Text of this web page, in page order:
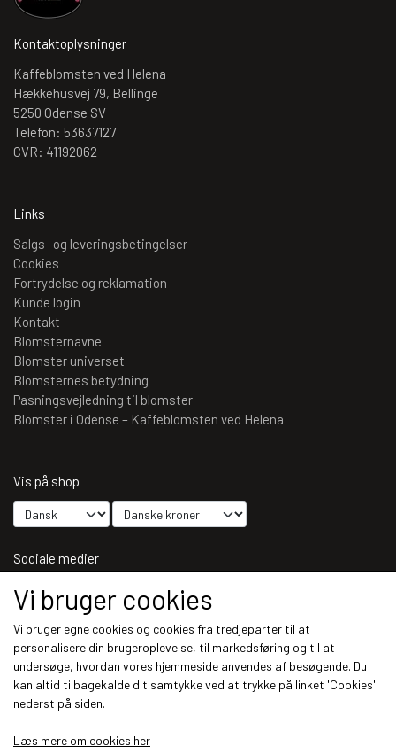
Kontaktoplysninger
Kaffeblomsten ved Helena
Hækkehusvej 79, Bellinge
5250 Odense SV
Telefon: 53637127
CVR: 41192062
Links
Salgs- og leveringsbetingelser
Cookies
Fortrydelse og reklamation
Kunde login
Kontakt
Blomsternavne
Blomster universet
Blomsternes betydning
Pasningsvejledning til blomster
Blomster i Odense – Kaffeblomsten ved Helena
Vis på shop
Sociale medier
Modtag vores nyhedsbrev via e-mail
Tilmeld
Vi bruger cookies
Vi bruger egne cookies og cookies fra tredjeparter til at
personalisere din brugeroplevelse, til markedsføring og til at
undersøge, hvordan vores hjemmeside anvendes af besøgende. Du
kan altid tilbagekalde dit samtykke ved at trykke på linket 'Cookies'
nederst på siden.
Læs mere om cookies her